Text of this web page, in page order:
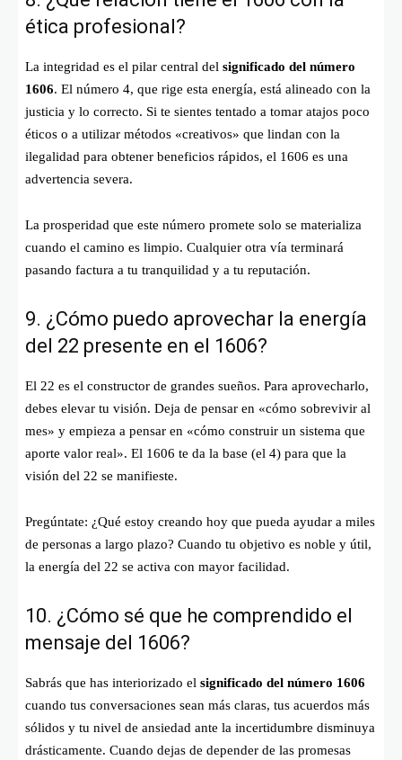
ética profesional?
La integridad es el pilar central del significado del número
1606. El número 4, que rige esta energía, está alineado con la
justicia y lo correcto. Si te sientes tentado a tomar atajos poco
éticos o a utilizar métodos «creativos» que lindan con la
ilegalidad para obtener beneficios rápidos, el 1606 es una
advertencia severa.
La prosperidad que este número promete solo se materializa
cuando el camino es limpio. Cualquier otra vía terminará
pasando factura a tu tranquilidad y a tu reputación.
9. ¿Cómo puedo aprovechar la energía
del 22 presente en el 1606?
El 22 es el constructor de grandes sueños. Para aprovecharlo,
debes elevar tu visión. Deja de pensar en «cómo sobrevivir al
mes» y empieza a pensar en «cómo construir un sistema que
aporte valor real». El 1606 te da la base (el 4) para que la
visión del 22 se manifieste.
Pregúntate: ¿Qué estoy creando hoy que pueda ayudar a miles
de personas a largo plazo? Cuando tu objetivo es noble y útil,
la energía del 22 se activa con mayor facilidad.
10. ¿Cómo sé que he comprendido el
mensaje del 1606?
Sabrás que has interiorizado el significado del número 1606
cuando tus conversaciones sean más claras, tus acuerdos más
sólidos y tu nivel de ansiedad ante la incertidumbre disminuya
drásticamente. Cuando dejas de depender de las promesas